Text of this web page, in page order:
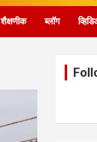
शैक्षणीक ब्लॉग